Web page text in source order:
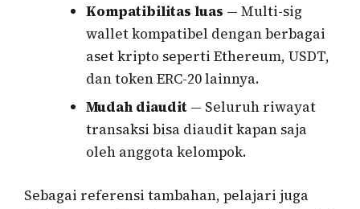
Kompatibilitas luas — Multi-sig
wallet kompatibel dengan berbagai
aset kripto seperti Ethereum, USDT,
dan token ERC-20 lainnya.
Mudah diaudit— Seluruh riwayat
transaksi bisa diaudit kapan saja
oleh anggota kelompok.
Sebagai referensi tambahan, pelajari juga